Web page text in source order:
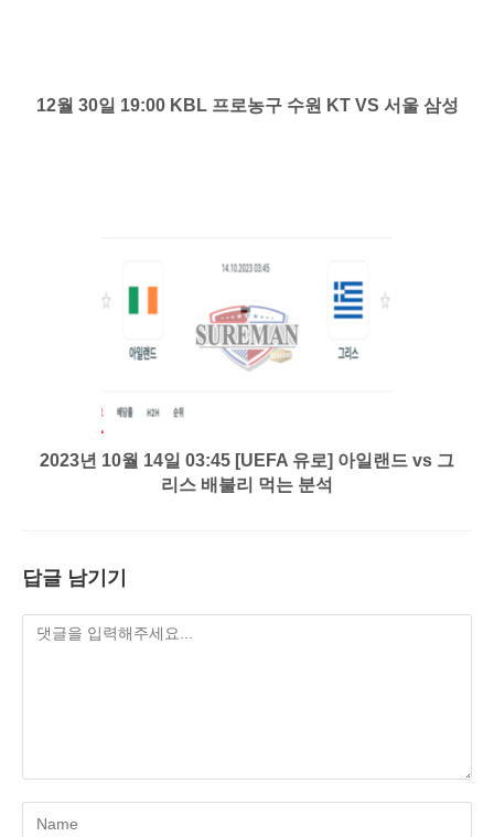
12월 30일 19:00 KBL 프로농구 수원 KT VS 서울 삼성
2023년 10월 14일 03:45 [UEFA 유로] 아일랜드 vs 그
리스 배불리 먹는 분석
답글 남기기
Enter